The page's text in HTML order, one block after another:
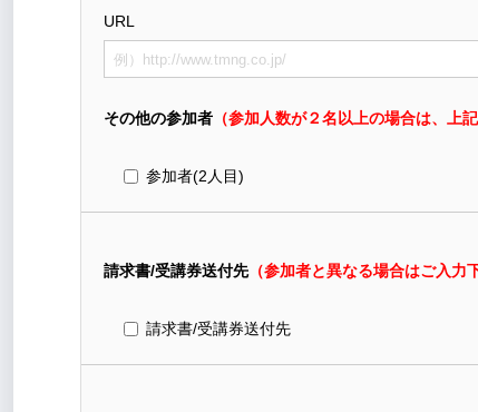
URL
その他の参加者 （参加人数が２名以上の場合は、上
参加者(2人目)
請求書/受講券送付先（参加者と異なる場合はご入力
請求書/受講券送付先